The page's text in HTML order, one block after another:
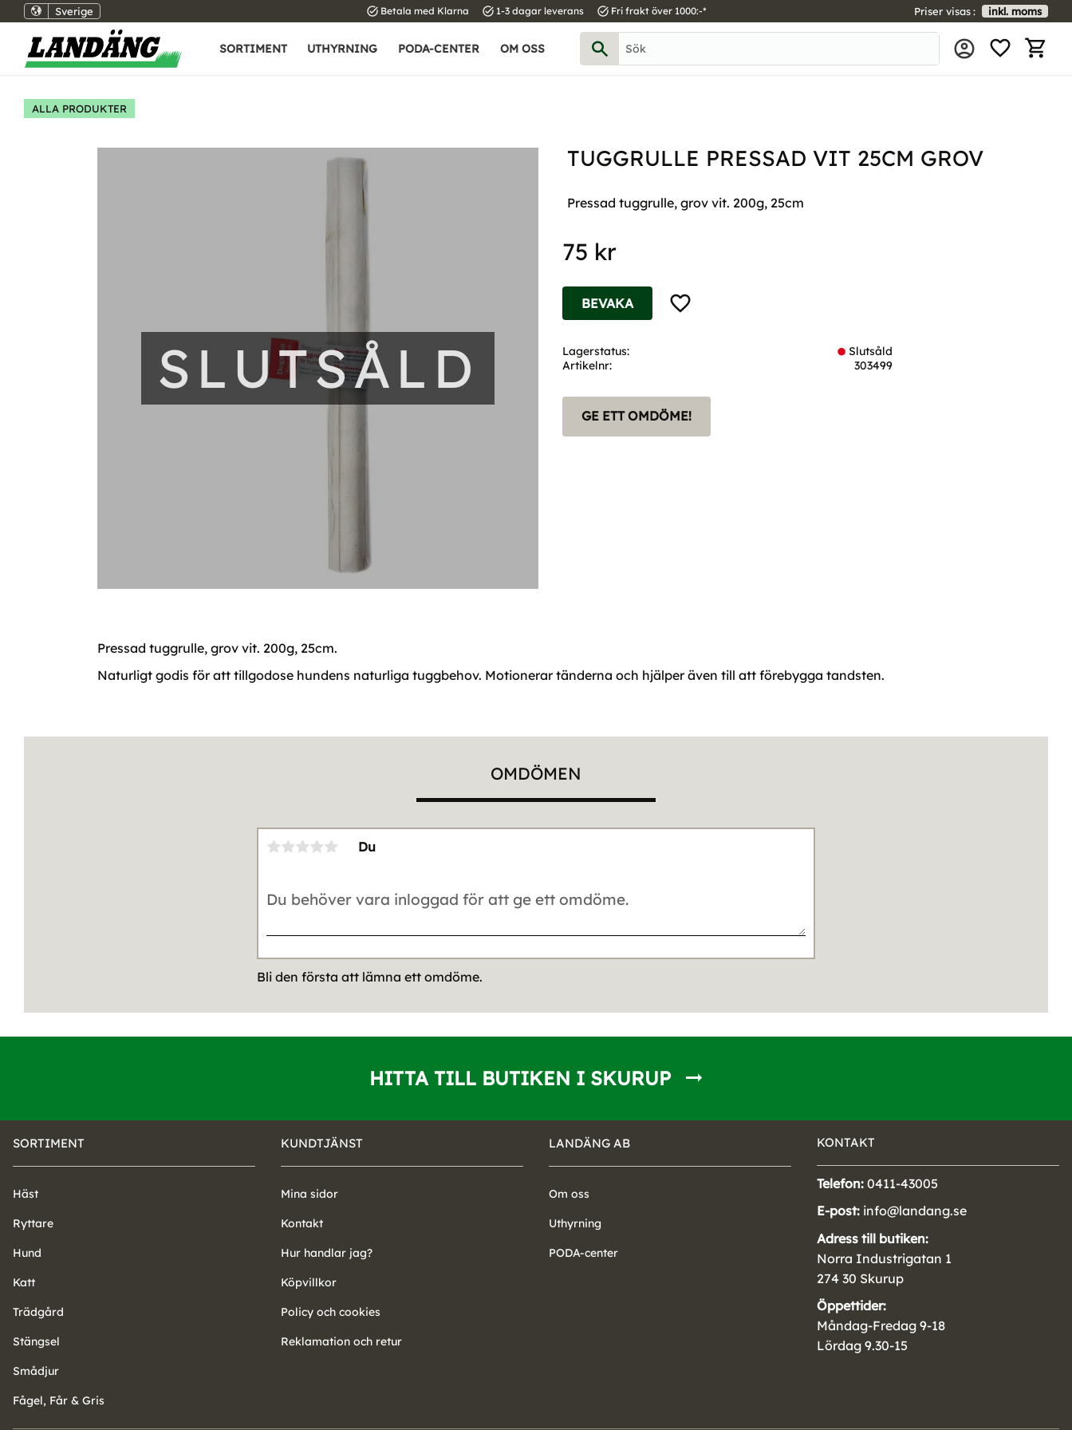
Sverige task_alt Betala med Klarna task_alt 1-3 dagar leverans task_alt Fri frakt över 1000:-* Priser visas inkl. moms
SORTIMENT UTHYRNING PODA-CENTER OM OSS
ALLA PRODUKTER
TUGGRULLE PRESSAD VIT 25CM GROV
Pressad tuggrulle, grov vit. 200g, 25cm
SLUTSÅLD
75 kr
Lägg till i favoriter
BEVAKA
Lagerstatus
Slutsåld
Artikelnr
303499
GE ETT OMDÖME!
Pressad tuggrulle, grov vit. 200g, 25cm.
Naturligt godis för att tillgodose hundens naturliga tuggbehov. Motionerar tänderna och hjälper även till att förebygga tandsten.
OMDÖMEN
Du
Bli den första att lämna ett omdöme.
HITTA TILL BUTIKEN I SKURUP
SORTIMENT
Häst
Ryttare
Hund
Katt
Trädgård
Stängsel
Smådjur
Fågel, Får & Gris
KUNDTJÄNST
Mina sidor
Kontakt
Hur handlar jag?
Köpvillkor
Policy och cookies
Reklamation och retur
LANDÄNG AB
Om oss
Uthyrning
PODA-center
KONTAKT
Telefon: 0411-43005
E-post: info@landang.se
Adress till butiken:
Norra Industrigatan 1
274 30 Skurup
Öppettider:
Måndag-Fredag 9-18
Lördag 9.30-15